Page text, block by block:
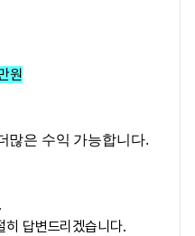
원
많은 수익 가능합니다.
히 답변드리겠습니다.